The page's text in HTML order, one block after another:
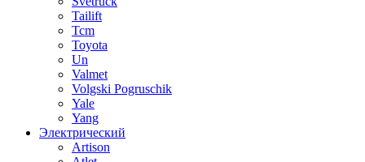
Tailift
Tcm
Toyota
Un
Valmet
Volgski Pogruschik
Yale
Yang
Электрический
Artison